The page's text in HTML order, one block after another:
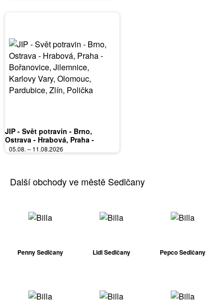
JIP - Svět potravin - Brno,
Ostrava - Hrabová, Praha -
Bořanovice, Jilemnice, Karlovy
Vary, Olomouc, Pardubice, Zlín,
05.08. – 11.08.2026
Další obchody ve městě Sedlčany
Penny Sedlčany Lidl Sedlčany Pepco Sedlčany